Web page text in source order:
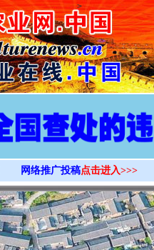
>
网络推广投稿点击进入>>>